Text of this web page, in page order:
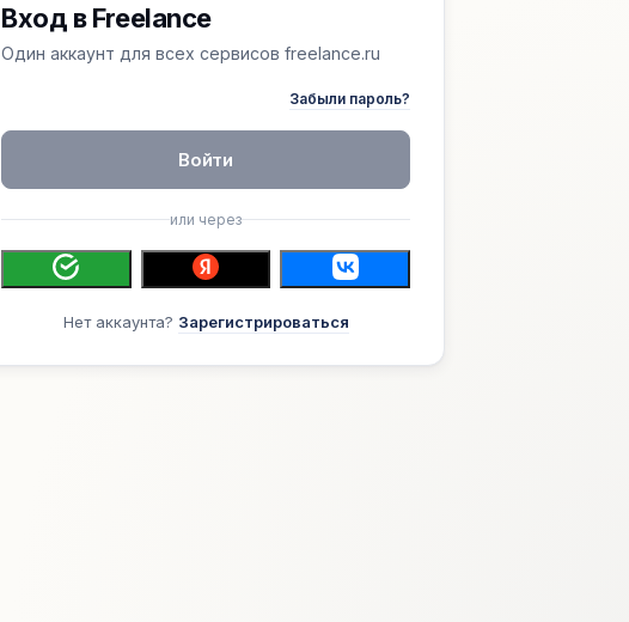
Вход в Freelance
Один аккаунт для всех сервисов freelance.ru
Забыли пароль?
Войти
или через
Нет аккаунта? Зарегистрироваться